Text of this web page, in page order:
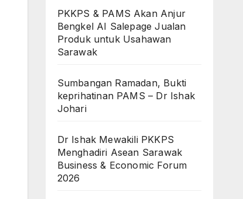
PKKPS & PAMS Akan Anjur
Bengkel AI Salepage Jualan
Produk untuk Usahawan
Sarawak
Sumbangan Ramadan, Bukti
keprihatinan PAMS – Dr Ishak
Johari
Dr Ishak Mewakili PKKPS
Menghadiri Asean Sarawak
Business & Economic Forum
2026